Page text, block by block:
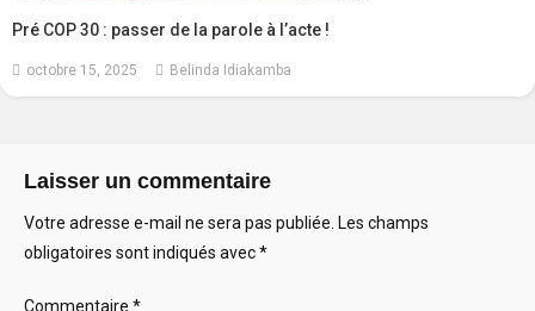
Pré COP 30 : passer de la parole à l’acte !
octobre 15, 2025 Belinda Idiakamba
Laisser un commentaire
Votre adresse e-mail ne sera pas publiée. Les champs
obligatoires sont indiqués avec*
Commentaire *